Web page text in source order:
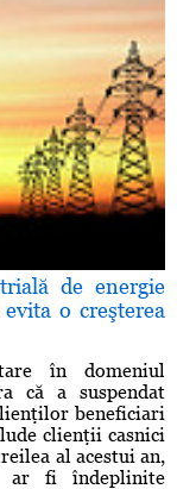
de energie
o creşterea
în domeniul
că a suspendat
beneficiari
clienţii casnici
al acestui an,
ar fi îndeplinite